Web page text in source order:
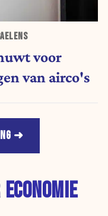
voor
van airco's
ECONOMIE